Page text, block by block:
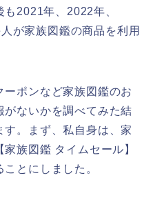
2021年、2022年、
が家族図鑑の商品を利用
ポンなど家族図鑑のお
ないかを調べてみた結
。まず、私自身は、家
族図鑑 タイムセール】
とにしました。